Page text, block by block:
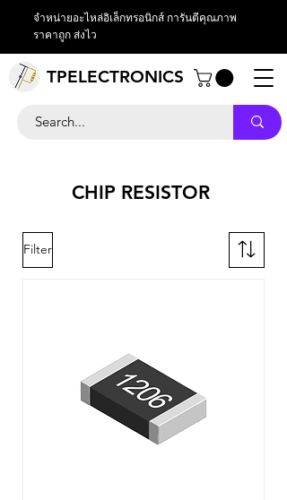
จำหน่ายอะไหล่อิเล็กทรอนิกส์ การันตีคุณภาพ
ราคาถูก ส่งไว
TPELECTRONICS
CHIP RESISTOR
Filter